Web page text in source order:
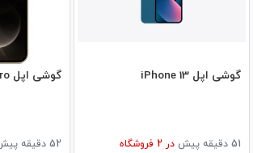
گوشی اپل iPhone 13
51 دقیقه پیش در فروشگاه
گوشی اپل iPhone 12 Pro
52 دقیقه پیش